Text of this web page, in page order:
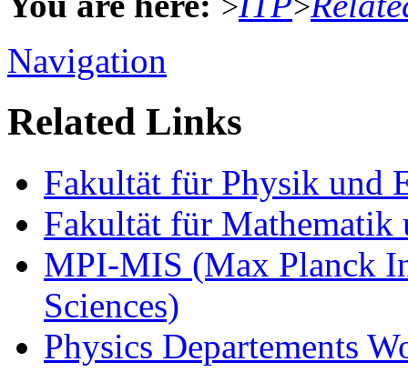
Navigation
Related Links
Fakultät für Physik und
Fakultät für
MPI-MIS (Max Planck
Sciences)
Physics Departements